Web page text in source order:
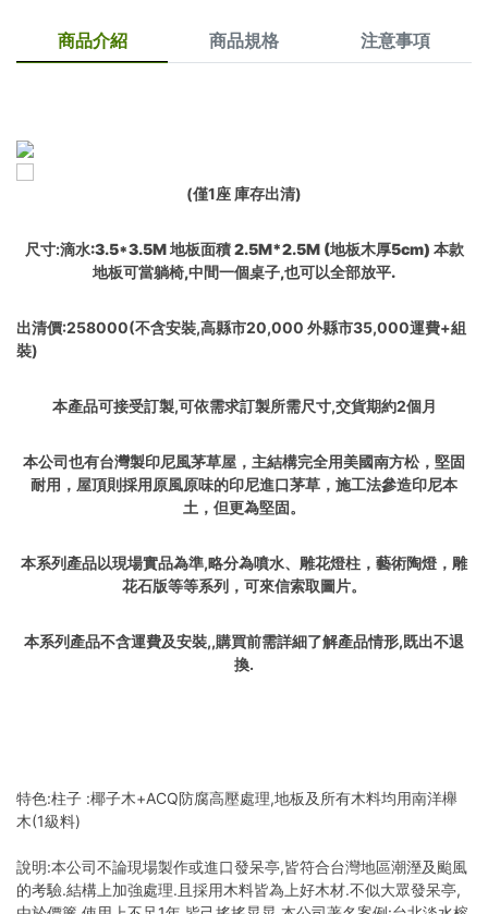
商品介紹 商品規格 注意事項
(僅1座 庫存出清)
尺寸:滴水:3.5*3.5M 地板面積 2.5M*2.5M (地板木厚5cm) 本款
地板可當躺椅,中間一個桌子,也可以全部放平.
出清價:258000(不含安裝,高縣市20,000 外縣市35,000運費+組
裝)
本產品可接受訂製,可依需求訂製所需尺寸,交貨期約2個月
本公司也有台灣製印尼風茅草屋，主結構完全用美國南方松，堅固
耐用，屋頂則採用原風原味的印尼進口茅草，施工法參造印尼本
土，但更為堅固。
本系列產品以現場實品為準,略分為噴水、雕花燈柱，藝術陶燈，雕
花石版等等系列，可來信索取圖片。
本系列產品不含運費及安裝,,購買前需詳細了解產品情形,既出不退
換.
特色:柱子 :椰子木+ACQ防腐高壓處理,地板及所有木料均用南洋櫸
木(1級料)
說明:本公司不論現場製作或進口發呆亭,皆符合台灣地區潮溼及颱風
的考驗.結構上加強處理.且採用木料皆為上好木材.不似大眾發呆亭,